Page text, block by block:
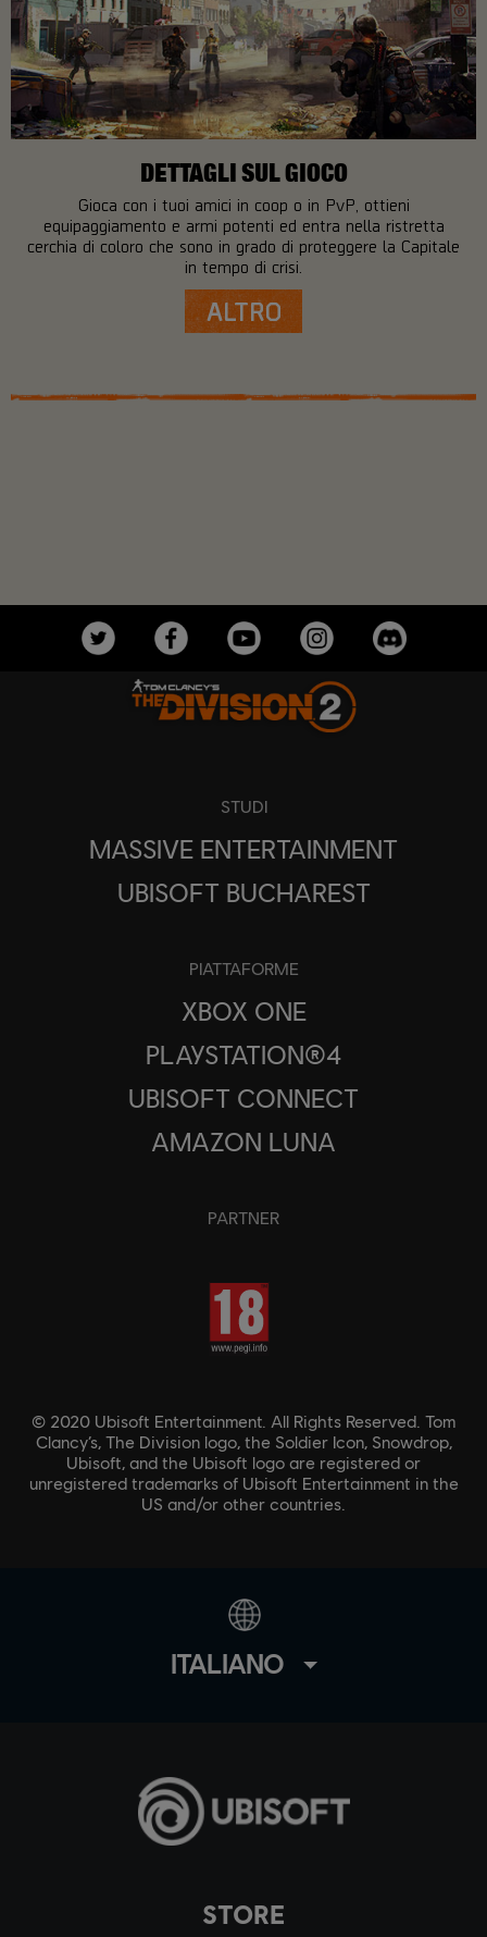
DETTAGLI SUL GIOCO
Gioca con i tuoi amici in coop o in PvP, ottieni
equipaggiamento e armi potenti ed entra nella ristretta
cerchia di coloro che sono in grado di proteggere la Capitale
in tempo di crisi.
ALTRO
STORE
STUDI
MASSIVE ENTERTAINMENT
UBISOFT BUCHAREST
PIATTAFORME
XBOX ONE
PLAYSTATION®4
UBISOFT CONNECT
AMAZON LUNA
PARTNER
© 2020 Ubisoft Entertainment. All Rights Reserved. Tom
Clancy’s, The Division logo, the Soldier Icon, Snowdrop,
Ubisoft, and the Ubisoft logo are registered or
unregistered trademarks of Ubisoft Entertainment in the
US and/or other countries.
ITALIANO